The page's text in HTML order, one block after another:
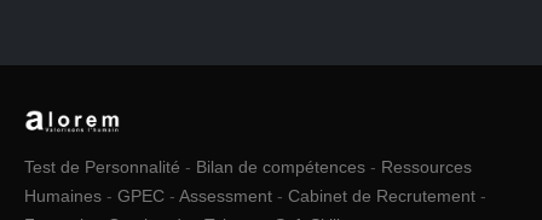
Test de Personnalité - Bilan de compétences - Ressources
Humaines - GPEC - Assessment - Cabinet de Recrutement -